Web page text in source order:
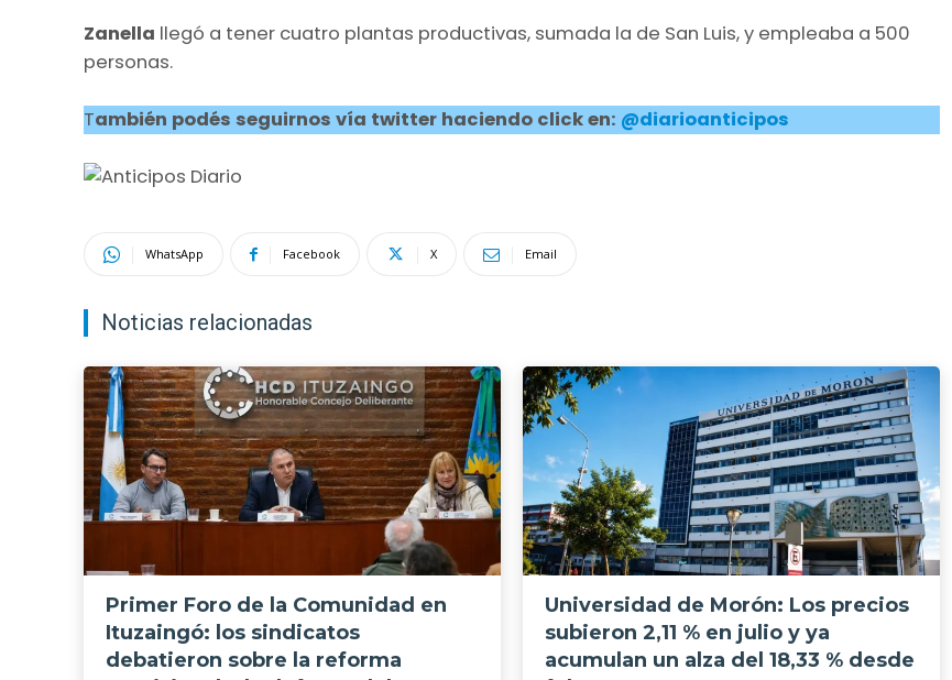
Zanella llegó a tener cuatro plantas productivas, sumada la de San Luis, y empleaba a 500
personas.
También podés seguirnos vía twitter haciendo click en: @diarioanticipos
WhatsApp Facebook X Email
Noticias relacionadas
Primer Foro de la Comunidad en
Ituzaingó: los sindicatos
debatieron sobre la reforma
Universidad de Morón: Los precios
subieron 2,11 % en julio y ya
acumulan un alza del 18,33 % desde